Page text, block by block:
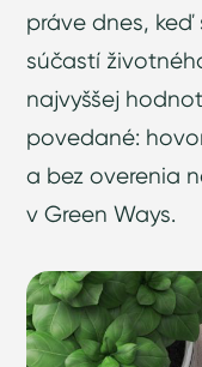
práve dnes,
súčastí
najvyššej
povedané:
a bez overenia
v Green Ways.